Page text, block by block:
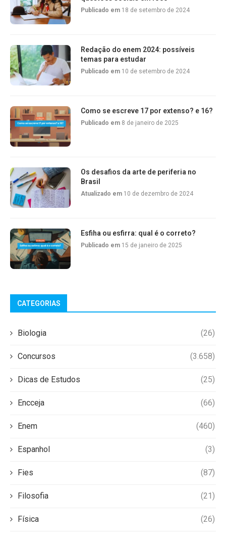
Publicado em 18 de setembro de 2024
Redação do enem 2024: possíveis
temas para estudar
Publicado em 10 de setembro de 2024
Como se escreve 17 por extenso? e 16?
Publicado em 8 de janeiro de 2025
Os desafios da arte de periferia no
Brasil
Atualizado em 10 de dezembro de 2024
Esfiha ou esfirra: qual é o correto?
Publicado em 15 de janeiro de 2025
CATEGORIAS
Biologia (26)
Concursos (3.658)
Dicas de Estudos (25)
Encceja (66)
Enem (460)
Espanhol (3)
Fies (87)
Filosofia (21)
Física (26)